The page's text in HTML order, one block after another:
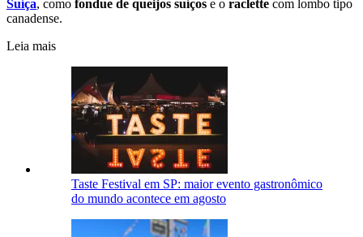
Suíça, como fondue de queijos suíços e o raclette com lombo tipo
canadense.
Leia mais
Taste Festival em SP: maior evento gastronômico
do mundo acontece em agosto